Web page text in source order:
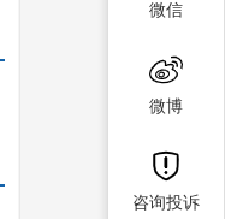
微信
微博
咨询投诉